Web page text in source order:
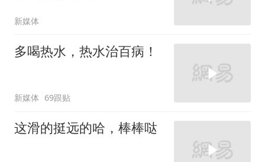
新媒体
多喝热水，热水治百病！
新媒体 69跟贴
这滑的挺远的哈，棒棒哒